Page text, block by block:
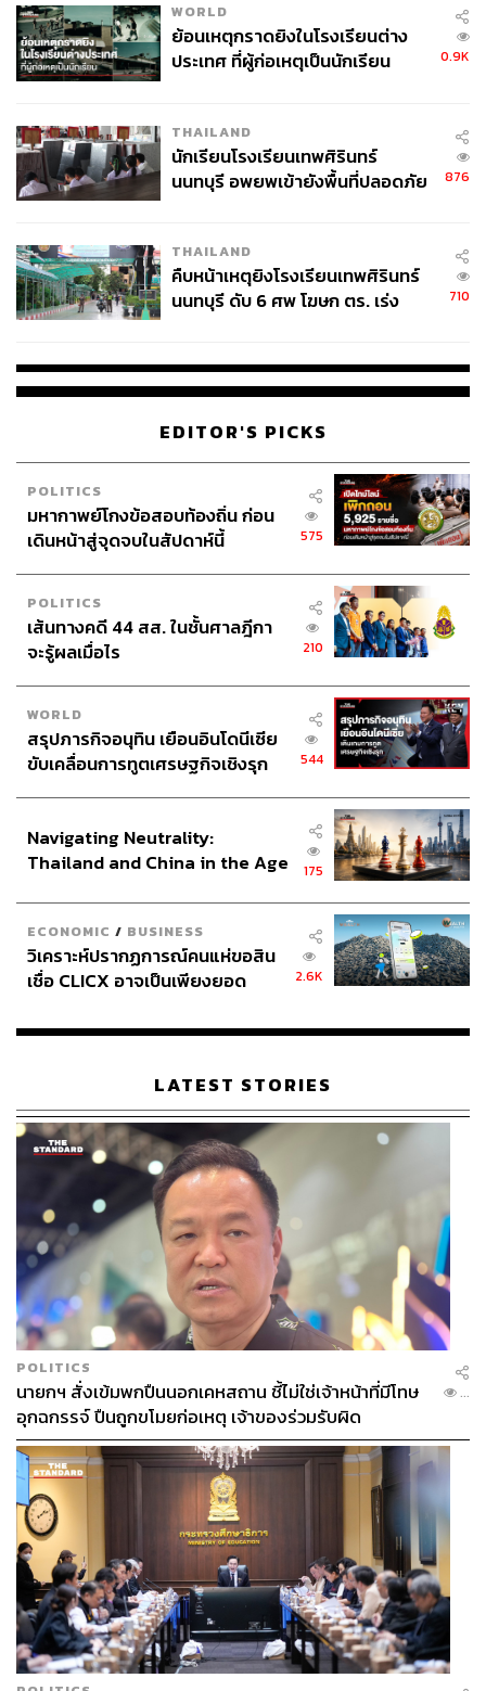
WORLD
ย้อนเหตุกราดยิงในโรงเรียนต่าง
ประเทศ ที่ผู้ก่อเหตุเป็นนักเรียน
0.9K
THAILAND
นักเรียนโรงเรียนเทพศิรินทร์
นนทบุรี อพยพเข้ายังพื้นที่ปลอดภัย
876
THAILAND
คืบหน้าเหตุยิงโรงเรียนเทพศิรินทร์
นนทบุรี ดับ 6 ศพ โฆษก ตร. เร่ง
710
EDITOR'S PICKS
POLITICS
มหากาพย์โกงข้อสอบท้องถิ่น ก่อน
เดินหน้าสู่จุดจบในสัปดาห์นี้
575
POLITICS
เส้นทางคดี 44 สส. ในชั้นศาลฎีกา
จะรู้ผลเมื่อไร
210
WORLD
สรุปภารกิจอนุทิน เยือนอินโดนีเซีย
ขับเคลื่อนการทูตเศรษฐกิจเชิงรุก
544
Navigating Neutrality:
Thailand and China in the Age
175
ECONOMIC / BUSINESS
วิเคราะห์ปรากฏการณ์คนแห่ขอสิน
เชื่อ CLICX อาจเป็นเพียงยอด
เรือนไทยที่ถูกซุกไว้
2.6K
LATEST STORIES
POLITICS
นายกฯ สั่งเข้มพกปืนนอกเคหสถาน ชี้ไม่ใช่เจ้าหน้าที่มีโทษ
อุกฉกรรจ์ ปืนถูกขโมยก่อเหตุ เจ้าของร่วมรับผิด
...